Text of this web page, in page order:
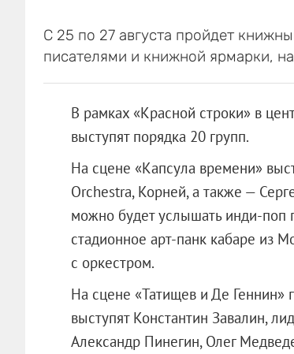
С 25 по 27 августа пройдет
писателями и книжной ярмарки,
В рамках «Красной строки» в
выступят порядка 20 групп.
На сцене «Капсула времени»
Orchestra, Корней, а также —
можно будет услышать инди-поп
стадионное арт-панк кабаре из
с оркестром.
На сцене «Татищев и Де Геннин»
выступят Константин Завалин,
Александр Пинегин, Олег